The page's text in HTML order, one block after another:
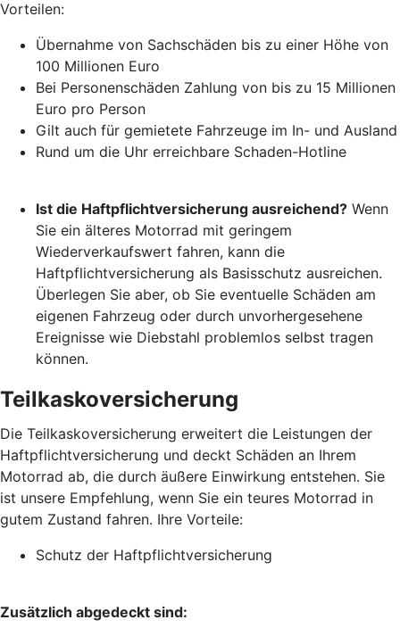
Vorteilen:
Übernahme von Sachschäden bis zu einer Höhe von
100 Millionen Euro
Bei Personenschäden Zahlung von bis zu 15 Millionen
Euro pro Person
Gilt auch für gemietete Fahrzeuge im In- und Ausland
Rund um die Uhr erreichbare Schaden-Hotline
Ist die Haftpflichtversicherung ausreichend? Wenn
Sie ein älteres Motorrad mit geringem
Wiederverkaufswert fahren, kann die
Haftpflichtversicherung als Basisschutz ausreichen.
Überlegen Sie aber, ob Sie eventuelle Schäden am
eigenen Fahrzeug oder durch unvorhergesehene
Ereignisse wie Diebstahl problemlos selbst tragen
können.
Teilkaskoversicherung
Die Teilkaskoversicherung erweitert die Leistungen der
Haftpflichtversicherung und deckt Schäden an Ihrem
Motorrad ab, die durch äußere Einwirkung entstehen. Sie
ist unsere Empfehlung, wenn Sie ein teures Motorrad in
gutem Zustand fahren. Ihre Vorteile:
Schutz der Haftpflichtversicherung
Zusätzlich abgedeckt sind: